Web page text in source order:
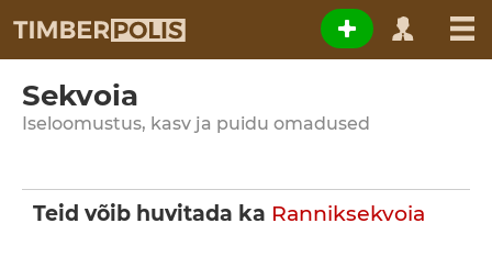
Sekvoia
Iseloomustus, kasv ja puidu omadused
Teid võib huvitada ka Ranniksekvoia